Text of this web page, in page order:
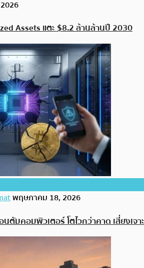
Assets แตะ $8.2 ล้านล้านปี 2030
พฤษภาคม 18, 2026
ตัมคอมพิวเตอร์ โตไวกว่าคาด เสี่ยงเจ